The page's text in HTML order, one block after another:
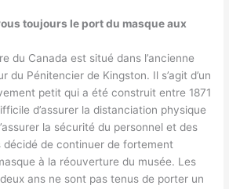
toujours le port du masque aux
du Canada est situé dans l’ancienne
du Pénitencier de Kingston. Il s’agit d’un
petit qui a été construit entre 1871
d’assurer la distanciation physique
la sécurité du personnel et des
décidé de continuer de fortement
à la réouverture du musée. Les
ans ne sont pas tenus de porter un